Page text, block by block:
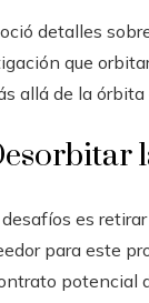
detalles
que
allá de la órbita
es
para este
potencial